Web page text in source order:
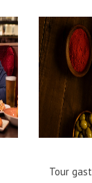
Tour